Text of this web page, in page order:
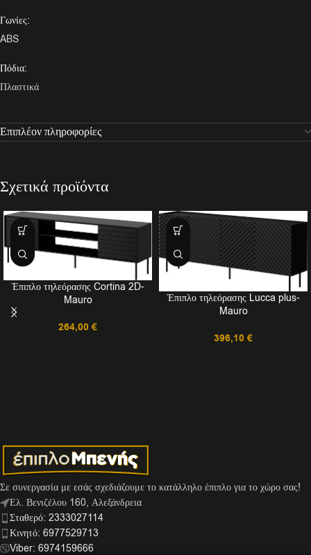
Γωνίες:
ABS
Πόδια:
Πλαστικά
Επιπλέον πληροφορίες
Σχετικά προϊόντα
Έπιπλο τηλεόρασης Cortina 2D-
Mauro
264,00 €
Έπιπλο τηλεόρασης Lucca plus-
Mauro
396,10 €
Σε συνεργασία με εσάς σχεδιάζουμε το κατάλληλο έπιπλο για το χώρο σας!
Ελ. Βενιζέλου 160, Αλεξάνδρεια
Σταθερό: 2333027114
Κινητό: 6977529713
Viber: 6974159666